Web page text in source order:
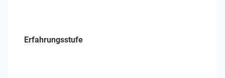
Erfahrungsstufe